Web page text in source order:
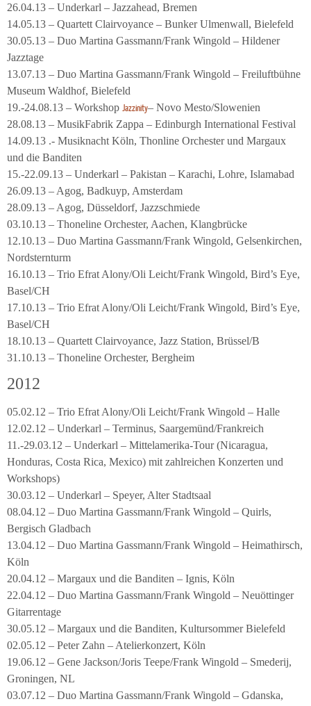
26.04.13 – Underkarl – Jazzahead, Bremen
14.05.13 – Quartett Clairvoyance – Bunker Ulmenwall, Bielefeld
30.05.13 – Duo Martina Gassmann/Frank Wingold – Hildener
Jazztage
13.07.13 – Duo Martina Gassmann/Frank Wingold – Freiluftbühne
Museum Waldhof, Bielefeld
19.-24.08.13 – Workshop Jazzinity– Novo Mesto/Slowenien
28.08.13 – MusikFabrik Zappa – Edinburgh International Festival
14.09.13 .- Musiknacht Köln, Thonline Orchester und Margaux
und die Banditen
15.-22.09.13 – Underkarl – Pakistan – Karachi, Lohre, Islamabad
26.09.13 – Agog, Badkuyp, Amsterdam
28.09.13 – Agog, Düsseldorf, Jazzschmiede
03.10.13 – Thoneline Orchester, Aachen, Klangbrücke
12.10.13 – Duo Martina Gassmann/Frank Wingold, Gelsenkirchen,
Nordsternturm
16.10.13 – Trio Efrat Alony/Oli Leicht/Frank Wingold, Bird’s Eye,
Basel/CH
17.10.13 – Trio Efrat Alony/Oli Leicht/Frank Wingold, Bird’s Eye,
Basel/CH
18.10.13 – Quartett Clairvoyance, Jazz Station, Brüssel/B
31.10.13 – Thoneline Orchester, Bergheim
2012
05.02.12 – Trio Efrat Alony/Oli Leicht/Frank Wingold – Halle
12.02.12 – Underkarl – Terminus, Saargemünd/Frankreich
11.-29.03.12 – Underkarl – Mittelamerika-Tour (Nicaragua,
Honduras, Costa Rica, Mexico) mit zahlreichen Konzerten und
Workshops)
30.03.12 – Underkarl – Speyer, Alter Stadtsaal
08.04.12 – Duo Martina Gassmann/Frank Wingold – Quirls,
Bergisch Gladbach
13.04.12 – Duo Martina Gassmann/Frank Wingold – Heimathirsch,
Köln
20.04.12 – Margaux und die Banditen – Ignis, Köln
22.04.12 – Duo Martina Gassmann/Frank Wingold – Neuöttinger
Gitarrentage
30.05.12 – Margaux und die Banditen, Kultursommer Bielefeld
02.05.12 – Peter Zahn – Atelierkonzert, Köln
19.06.12 – Gene Jackson/Joris Teepe/Frank Wingold – Smederij,
Groningen, NL
03.07.12 – Duo Martina Gassmann/Frank Wingold – Gdanska,